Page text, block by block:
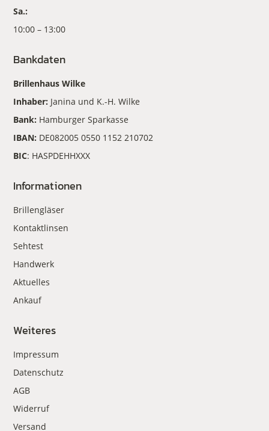
Sa.:
10:00 – 13:00
Bankdaten
Brillenhaus Wilke
Inhaber: Janina und K.-H. Wilke
Bank: Hamburger Sparkasse
IBAN: DE082005 0550 1152 210702
BIC: HASPDEHHXXX
Informationen
Brillengläser
Kontaktlinsen
Sehtest
Handwerk
Aktuelles
Ankauf
Weiteres
Impressum
Datenschutz
AGB
Widerruf
Versand